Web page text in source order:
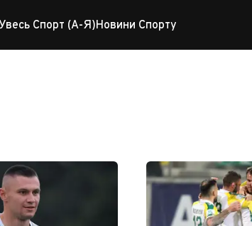
Увесь Спорт (А-Я)Новини Спорту